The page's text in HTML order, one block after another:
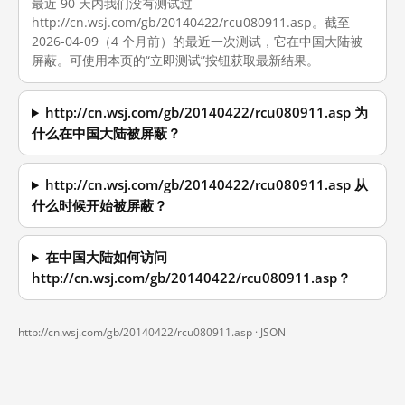
http://cn.wsj.com/gb/20140422/rcu080911.asp。截至
2026-04-09（4 个月前）的最近一次测试，它在中国大陆被
屏蔽。可使用本页的“立即测试”按钮获取最新结果。
http://cn.wsj.com/gb/20140422/rcu080911.asp 为
什么在中国大陆被屏蔽？
http://cn.wsj.com/gb/20140422/rcu080911.asp 从
什么时候开始被屏蔽？
在中国大陆如何访问
http://cn.wsj.com/gb/20140422/rcu080911.asp？
http://cn.wsj.com/gb/20140422/rcu080911.asp · JSON